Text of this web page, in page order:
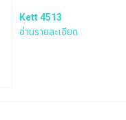
Kett 4513
อ่านรายละเอียด